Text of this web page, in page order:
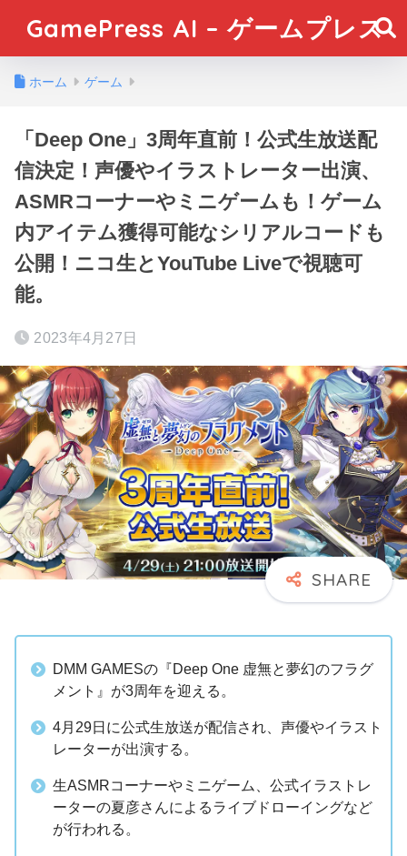
GamePress AI – ゲームプレス
ホーム ゲーム
「Deep One」3周年直前！公式生放送配
信決定！声優やイラストレーター出演、
ASMRコーナーやミニゲームも！ゲーム
内アイテム獲得可能なシリアルコードも
公開！ニコ生とYouTube Liveで視聴可
能。
2023年4月27日
DMM GAMESの『Deep One 虚無と夢幻のフラグ
メント』が3周年を迎える。
4月29日に公式生放送が配信され、声優やイラスト
レーターが出演する。
生ASMRコーナーやミニゲーム、公式イラストレ
ーターの夏彦さんによるライブドローイングなど
が行われる。